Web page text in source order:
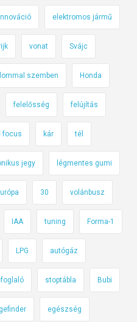
elektromos jármű
vonat Svájc
szemben Honda
felelősség felújítás
focus kár tél
jegy légmentes gumi
30 volánbusz
IAA tuning Forma-1
LPG autógáz
stoptábla Bubi
egészség